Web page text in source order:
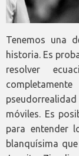
Tenemos una
historia. Es
resolver
móviles. Es
para entender
blanquísima